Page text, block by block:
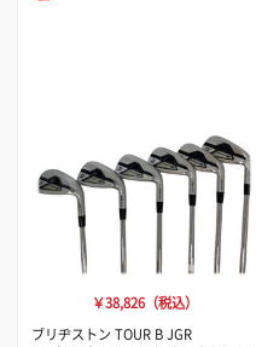
￥38,826（税込）
ブリヂストン TOUR B JGR